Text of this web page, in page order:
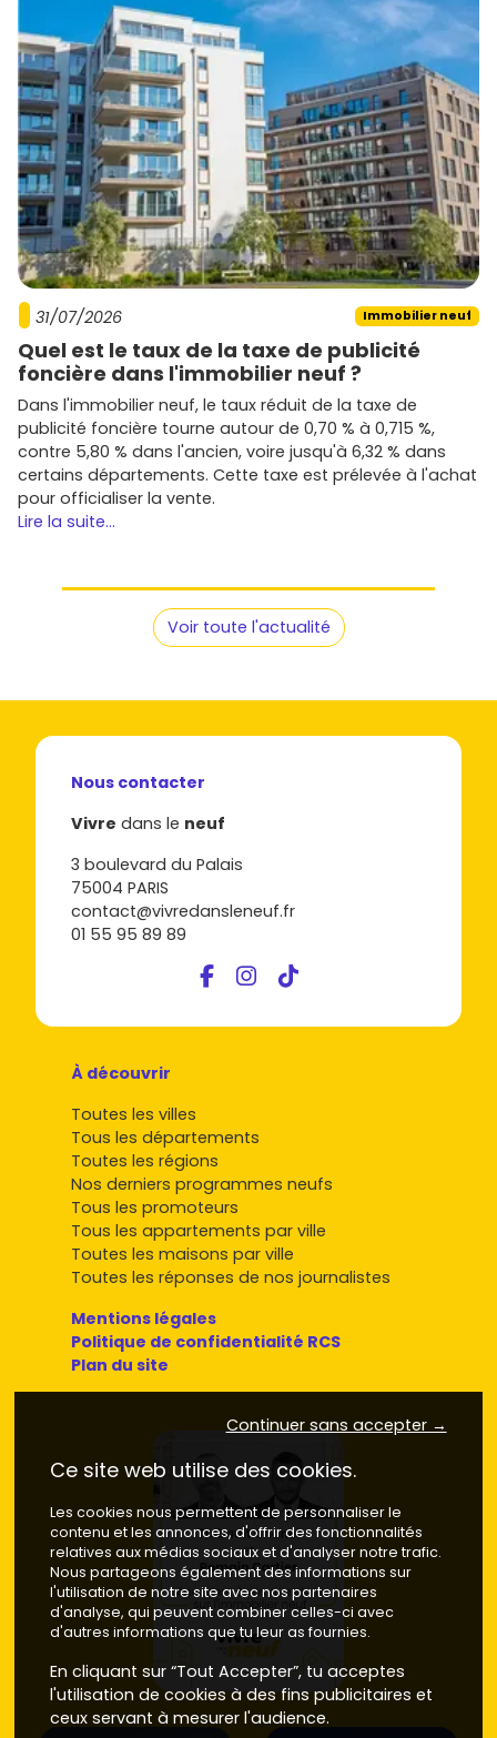
31/07/2026 Immobilier neuf
Quel est le taux de la taxe de publicité
foncière dans l'immobilier neuf ?
Dans l'immobilier neuf, le taux réduit de la taxe de
publicité foncière tourne autour de 0,70 % à 0,715 %,
contre 5,80 % dans l'ancien, voire jusqu'à 6,32 % dans
certains départements. Cette taxe est prélevée à l'achat
pour officialiser la vente.
Lire la suite...
Voir toute l'actualité
Nous contacter
Vivre dans le neuf
3 boulevard du Palais
75004 PARIS
contact@vivredansleneuf.fr
01 55 95 89 89
À découvrir
Toutes les villes
Tous les départements
Toutes les régions
Nos derniers programmes neufs
Tous les promoteurs
Tous les appartements par ville
Toutes les maisons par ville
Toutes les réponses de nos journalistes
Mentions légales
Politique de confidentialité RCS
Plan du site
Continuer sans accepter →
Ce site web utilise des cookies.
Les cookies nous permettent de personnaliser le
contenu et les annonces, d'offrir des fonctionnalités
relatives aux médias sociaux et d'analyser notre trafic.
Nous partageons également des informations sur
l'utilisation de notre site avec nos partenaires
d'analyse, qui peuvent combiner celles-ci avec
d'autres informations que tu leur as fournies.
En cliquant sur “Tout Accepter”, tu acceptes
l'utilisation de cookies à des fins publicitaires et
ceux servant à mesurer l'audience.